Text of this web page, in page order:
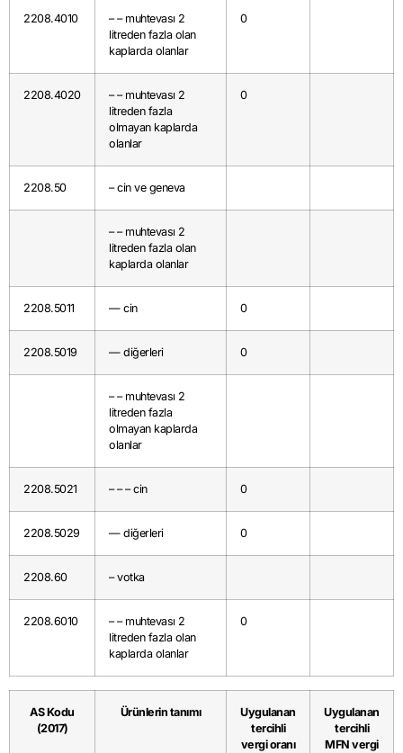
2208.4010
– – muhtevası 2
litreden fazla olan
kaplarda olanlar
0
2208.4020
– – muhtevası 2
litreden fazla
olmayan kaplarda
olanlar
0
2208.50 – cin ve geneva
– – muhtevası 2
litreden fazla olan
kaplarda olanlar
2208.5011 — cin 0
2208.5019 — diğerleri 0
– – muhtevası 2
litreden fazla
olmayan kaplarda
olanlar
2208.5021 – – – cin 0
2208.5029 — diğerleri 0
2208.60 – votka
2208.6010
– – muhtevası 2
litreden fazla olan
kaplarda olanlar
0
AS Kodu
(2017)
Ürünlerin tanımı
Uygulanan
tercihli
vergi oranı
Uygulanan
tercihli
MFN vergi